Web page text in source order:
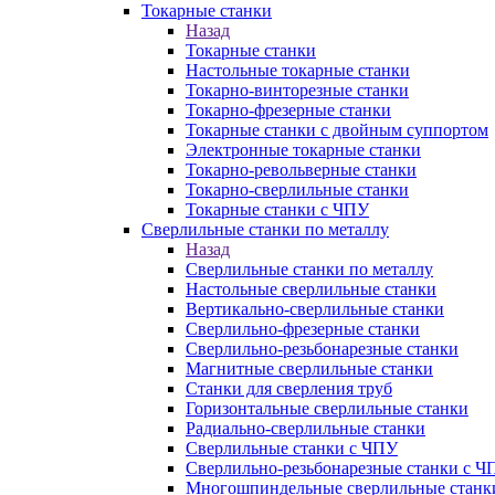
Токарные станки
Назад
Токарные станки
Настольные токарные станки
Токарно-винторезные станки
Токарно-фрезерные станки
Токарные станки с двойным суппортом
Электронные токарные станки
Токарно-револьверные станки
Токарно-сверлильные станки
Токарные станки с ЧПУ
Сверлильные станки по металлу
Назад
Сверлильные станки по металлу
Настольные сверлильные станки
Вертикально-сверлильные станки
Сверлильно-фрезерные станки
Сверлильно-резьбонарезные станки
Магнитные сверлильные станки
Станки для сверления труб
Горизонтальные сверлильные станки
Радиально-сверлильные станки
Сверлильные станки с ЧПУ
Сверлильно-резьбонарезные станки с
Многошпиндельные сверлильные